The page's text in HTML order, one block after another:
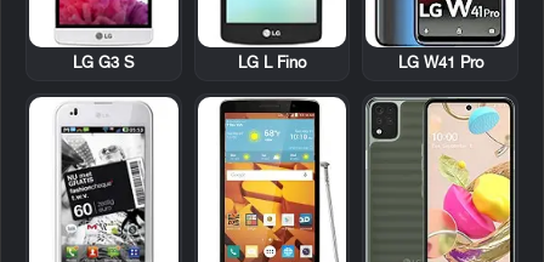
LG W41 Pro
LG L Fino
LG G3 S